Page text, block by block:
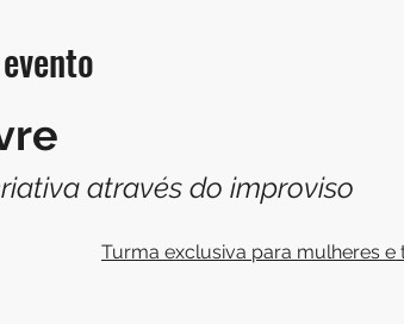
através do improviso
Turma exclusiva para mulheres e